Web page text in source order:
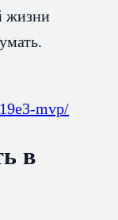
жизни
mvp/
в